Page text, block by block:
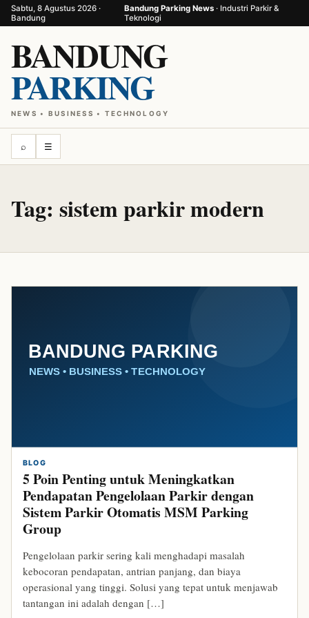
Sabtu, 8 Agustus 2026 ·
Bandung
Bandung Parking News· Industri Parkir &
Teknologi
BANDUNG
PARKING
NEWS • BUSINESS • TECHNOLOGY
⌕ ☰
Tag: sistem parkir modern
BLOG
5 Poin Penting untuk Meningkatkan
Pendapatan Pengelolaan Parkir dengan
Sistem Parkir Otomatis MSM Parking
Group
Pengelolaan parkir sering kali menghadapi masalah
kebocoran pendapatan, antrian panjang, dan biaya
operasional yang tinggi. Solusi yang tepat untuk menjawab
tantangan ini adalah dengan […]